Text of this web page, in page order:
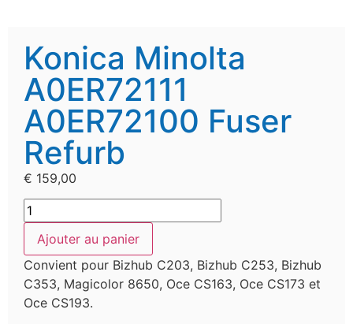
Konica Minolta
A0ER72111
A0ER72100 Fuser
Refurb
€ 159,00
Ajouter au panier
Convient pour Bizhub C203, Bizhub C253, Bizhub
C353, Magicolor 8650, Oce CS163, Oce CS173 et
Oce CS193.